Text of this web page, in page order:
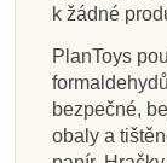
k žádné
PlanToys
bezpečné,
obaly a